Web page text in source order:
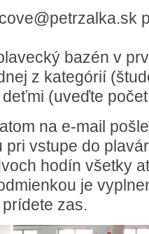
bazén v
z kategórií
(uveďte
na e-mail
pri vstupe do
hodín všetky
je
zas.